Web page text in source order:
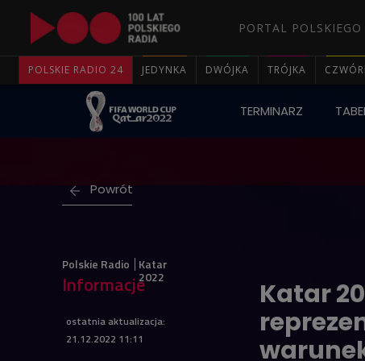
PORTAL
POLSKIE RADIO 24 JEDYNKA DWÓJKA TRÓJKA
TERMINARZ
Powrót
Polskie Radio Katar
2022
Informacje
Katar
ostatnia aktualizacja:
21.12.2022 11:11